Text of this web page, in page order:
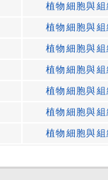
植物細胞與
植物細胞與
植物細胞與
植物細胞與
植物細胞與
植物細胞與
植物細胞與